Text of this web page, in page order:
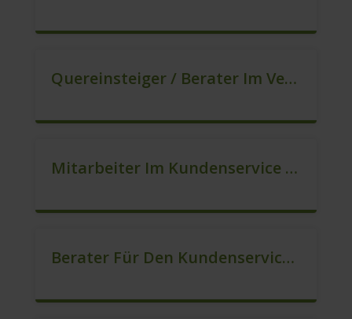
Quereinsteiger / Berater Im Vertrieb In VZ/TZ (m/w/d)
Mitarbeiter Im Kundenservice (Quereinstieg Möglich!) (m/w/d)
Berater Für Den Kundenservice / Beratung (m/w/d)